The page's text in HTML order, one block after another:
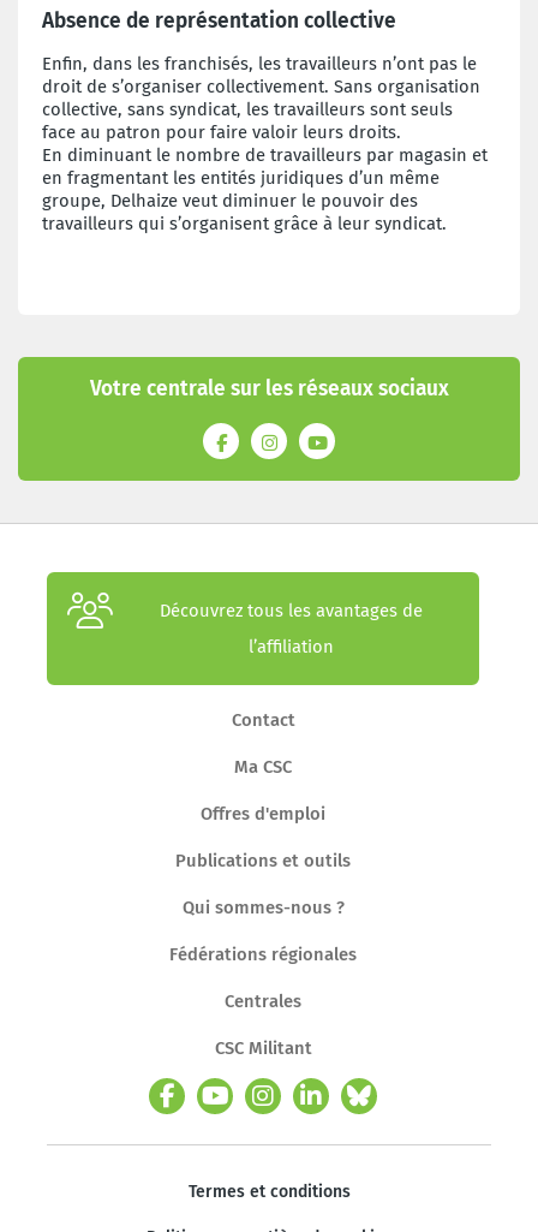
Absence de représentation collective
Enfin, dans les franchisés, les travailleurs n’ont pas le
droit de s’organiser collectivement. Sans organisation
collective, sans syndicat, les travailleurs sont seuls
face au patron pour faire valoir leurs droits.
En diminuant le nombre de travailleurs par magasin et
en fragmentant les entités juridiques d’un même
groupe, Delhaize veut diminuer le pouvoir des
travailleurs qui s’organisent grâce à leur syndicat.
Votre centrale sur les réseaux sociaux
Découvrez tous les avantages de
l’affiliation
Contact
Ma CSC
Offres d'emploi
Publications et outils
Qui sommes-nous ?
Fédérations régionales
Centrales
CSC Militant
Termes et conditions